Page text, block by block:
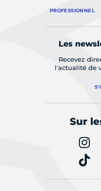
PROFESSIONNEL
Les
Recevez
l'actualité de
Sur